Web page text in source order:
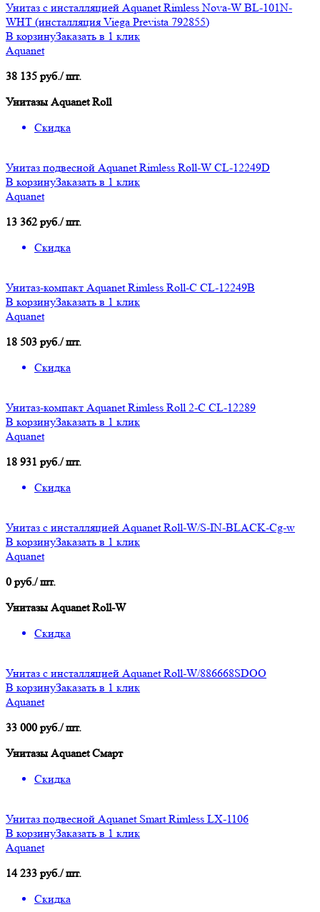
Унитаз с инсталляцией Aquanet Rimless Nova-W BL-101N-
WHT (инсталляция Viega Prevista 792855)
В корзинуЗаказать в 1 клик
Aquanet
38 135 руб./ шт.
Унитазы Aquanet Roll
Скидка
Унитаз подвесной Aquanet Rimless Roll-W CL-12249D
В корзинуЗаказать в 1 клик
Aquanet
13 362 руб./ шт.
Скидка
Унитаз-компакт Aquanet Rimless Roll-C CL-12249B
В корзинуЗаказать в 1 клик
Aquanet
18 503 руб./ шт.
Скидка
Унитаз-компакт Aquanet Rimless Roll 2-C CL-12289
В корзинуЗаказать в 1 клик
Aquanet
18 931 руб./ шт.
Скидка
Унитаз с инсталляцией Aquanet Roll-W/S-IN-BLACK-Cg-w
В корзинуЗаказать в 1 клик
Aquanet
0 руб./ шт.
Унитазы Aquanet Roll-W
Скидка
Унитаз с инсталляцией Aquanet Roll-W/886668SDOO
В корзинуЗаказать в 1 клик
Aquanet
33 000 руб./ шт.
Унитазы Aquanet Смарт
Скидка
Унитаз подвесной Aquanet Smart Rimless LX-1106
В корзинуЗаказать в 1 клик
Aquanet
14 233 руб./ шт.
Скидка